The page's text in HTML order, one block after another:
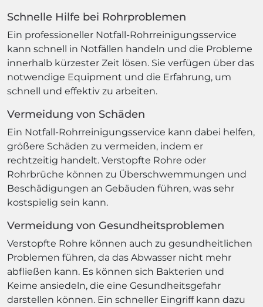
Schnelle Hilfe bei Rohrproblemen
Ein professioneller Notfall-Rohrreinigungsservice
kann schnell in Notfällen handeln und die Probleme
innerhalb kürzester Zeit lösen. Sie verfügen über das
notwendige Equipment und die Erfahrung, um
schnell und effektiv zu arbeiten.
Vermeidung von Schäden
Ein Notfall-Rohrreinigungsservice kann dabei helfen,
größere Schäden zu vermeiden, indem er
rechtzeitig handelt. Verstopfte Rohre oder
Rohrbrüche können zu Überschwemmungen und
Beschädigungen an Gebäuden führen, was sehr
kostspielig sein kann.
Vermeidung von Gesundheitsproblemen
Verstopfte Rohre können auch zu gesundheitlichen
Problemen führen, da das Abwasser nicht mehr
abfließen kann. Es können sich Bakterien und
Keime ansiedeln, die eine Gesundheitsgefahr
darstellen können. Ein schneller Eingriff kann dazu